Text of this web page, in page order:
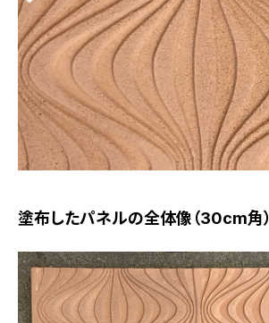
塗布したパネルの全体像（30cm角）